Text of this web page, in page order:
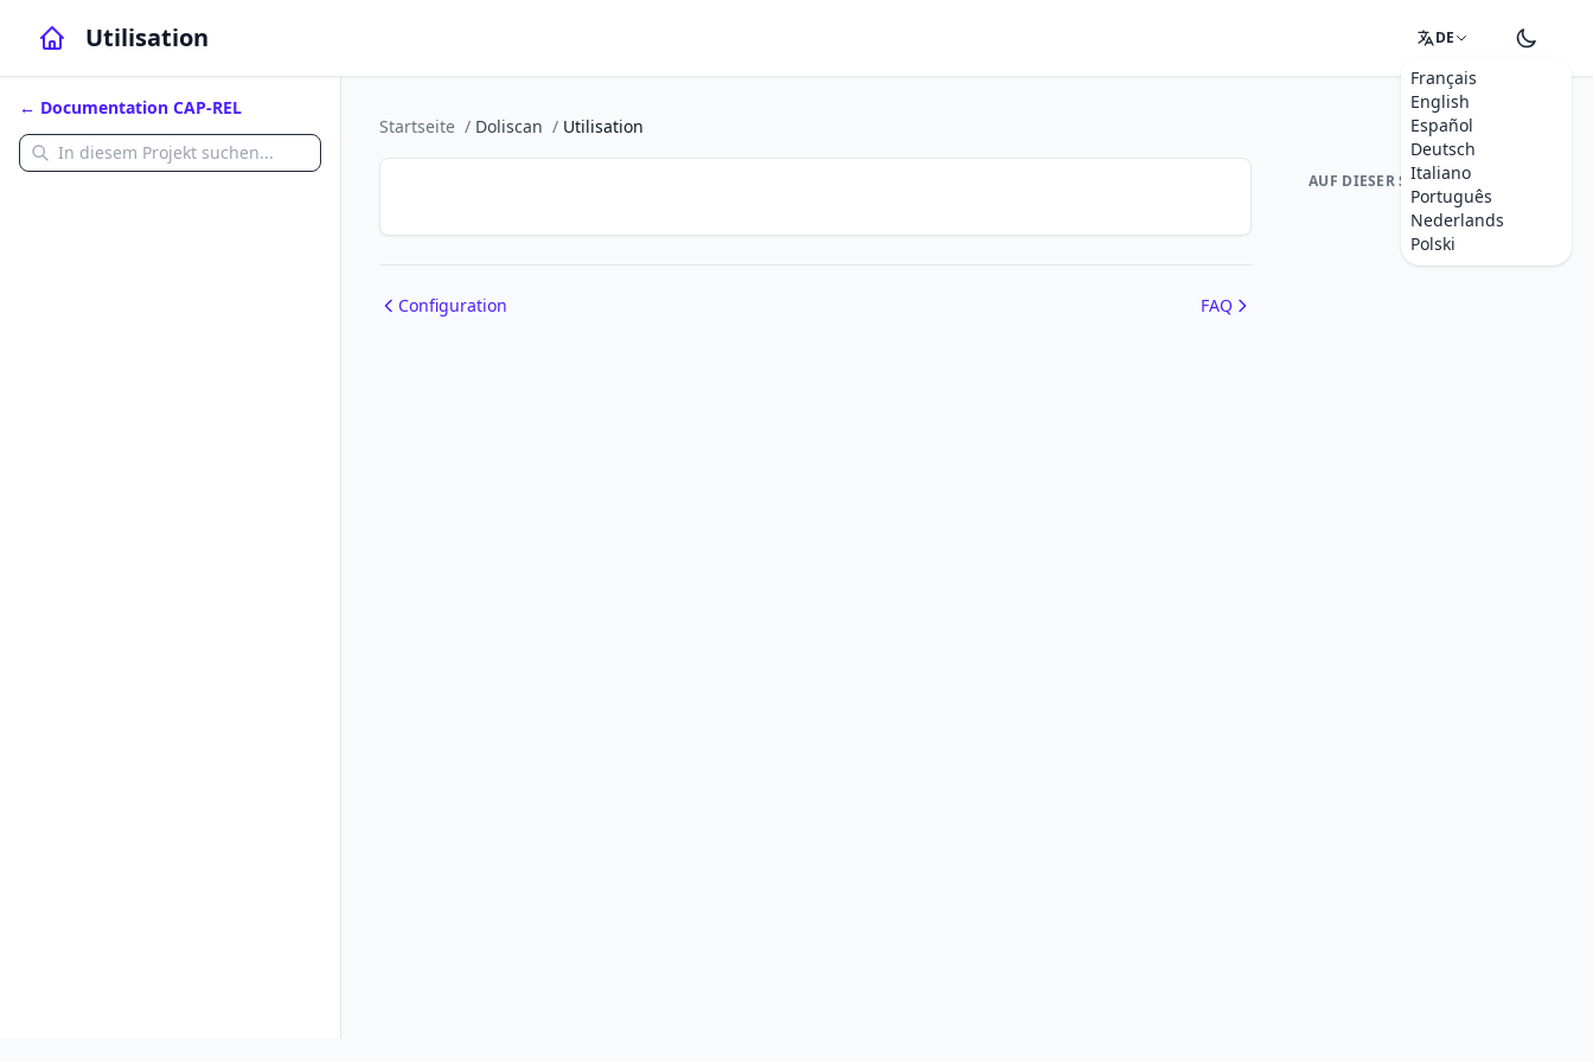
Utilisation DE
Français
English
Español
Deutsch
Italiano
Português
Nederlands
Polski
← Documentation CAP-REL
Startseite / Doliscan / Utilisation
Configuration FAQ
AUF DIESER SEITE